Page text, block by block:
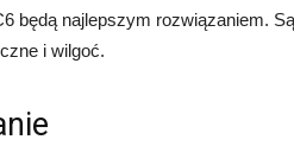
będą najlepszym rozwiązaniem.
i wilgoć.